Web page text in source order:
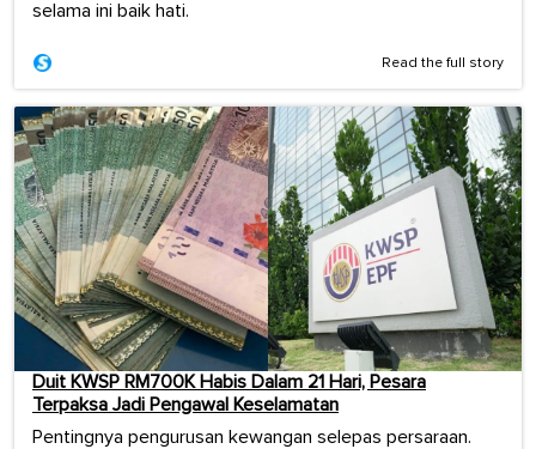
selama ini baik hati.
Read the full story
Duit KWSP RM700K Habis Dalam 21 Hari, Pesara
Terpaksa Jadi Pengawal Keselamatan
Pentingnya pengurusan kewangan selepas persaraan.